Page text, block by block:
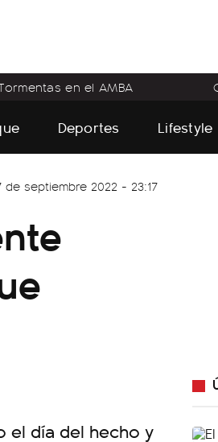
en el AMBA
Deportes Lifestyle
de septiembre 2022 - 23:17
el día del hecho y